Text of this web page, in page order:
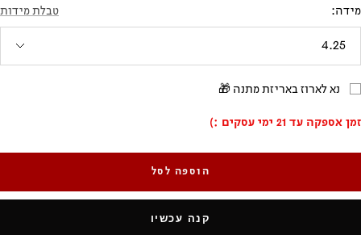
מידה: טבלת מידות
4.25
נא לארוז באריזת מתנה 🎁
זמן אספקה עד 21 ימי עסקים :)
הוספה לסל
קנה עכשיו